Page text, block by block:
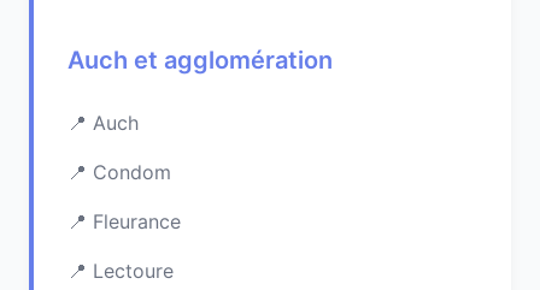
Auch et agglomération
Auch
Condom
Fleurance
Lectoure